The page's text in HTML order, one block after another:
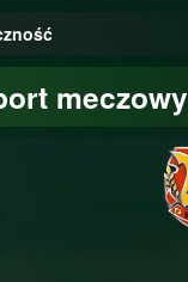
meczowy